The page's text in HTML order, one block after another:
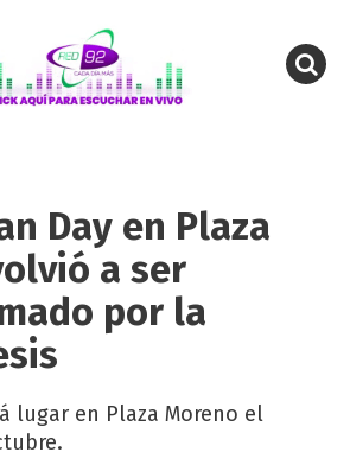
Day en Plaza
a ser
por la
lugar en Plaza Moreno el